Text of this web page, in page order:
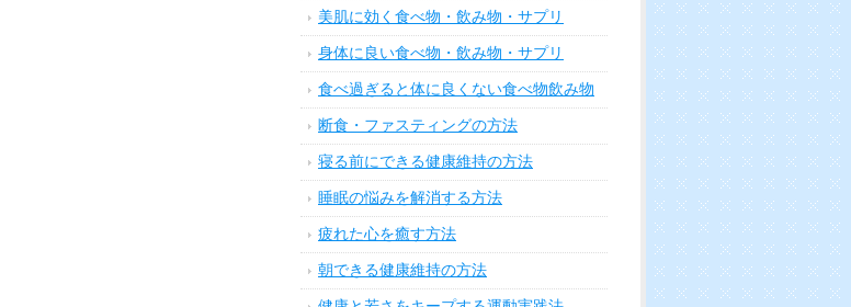
美肌に効く食べ物・飲み物・サプリ
身体に良い食べ物・飲み物・サプリ
食べ過ぎると体に良くない食べ物飲み物
断食・ファスティングの方法
寝る前にできる健康維持の方法
睡眠の悩みを解消する方法
疲れた心を癒す方法
朝できる健康維持の方法